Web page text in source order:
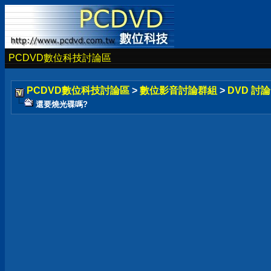
PCDVD數位科技討論區
PCDVD數位科技討論區 > 數位影音討論群組 > DVD 討
還要燒光碟嗎?